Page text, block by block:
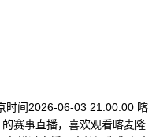
时间2026-06-03 21:00:00 喀
赛事直播，喜欢观看喀麦隆